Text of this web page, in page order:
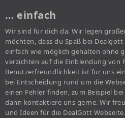
… einfach
Wir sind für dich da. Wir legen
möchten, dass du Spaß bei
einfach wie möglich gehalten ohne
verzichten auf die Einblendung von
Benutzerfreundlichkeit ist für uns
bei Entscheidung rund um die
einen Fehler finden, zum Beispiel
dann kontaktiere uns gerne. Wir
und Ideen für die DealGott Webseite.